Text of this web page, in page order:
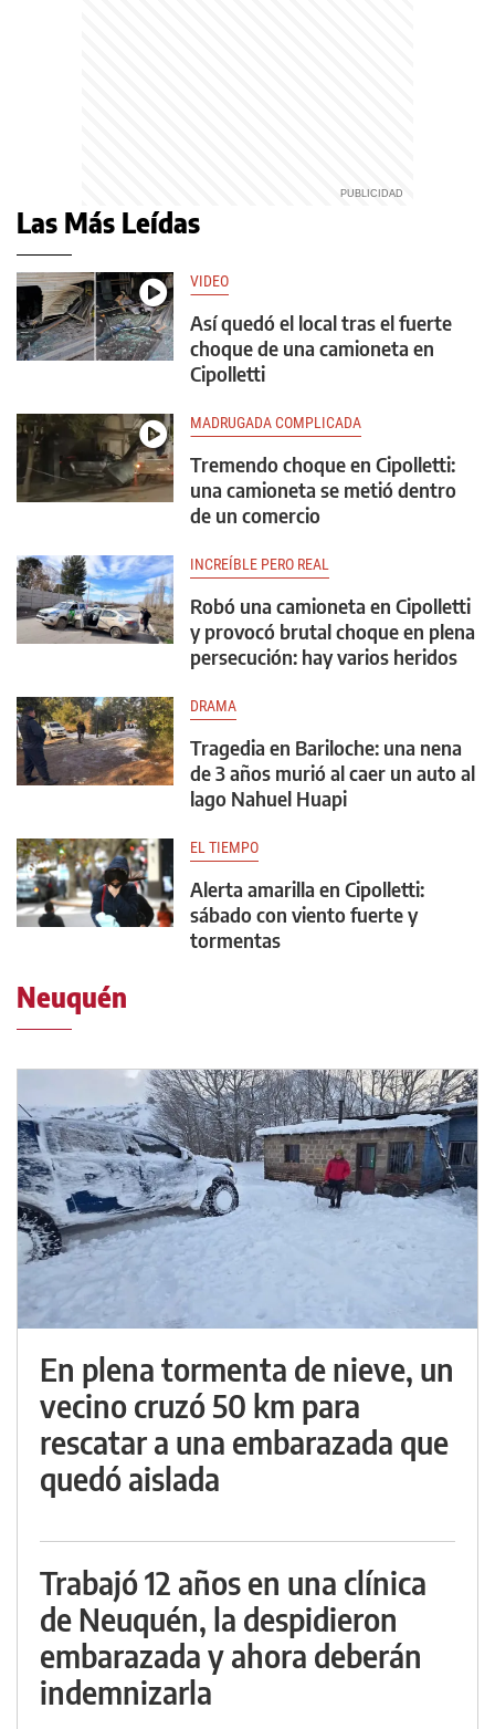
Las Más Leídas
VIDEO
Así quedó el local tras el fuerte
choque de una camioneta en
Cipolletti
MADRUGADA COMPLICADA
Tremendo choque en Cipolletti:
una camioneta se metió dentro
de un comercio
INCREÍBLE PERO REAL
Robó una camioneta en Cipolletti
y provocó brutal choque en plena
persecución: hay varios heridos
DRAMA
Tragedia en Bariloche: una nena
de 3 años murió al caer un auto al
lago Nahuel Huapi
EL TIEMPO
Alerta amarilla en Cipolletti:
sábado con viento fuerte y
tormentas
Neuquén
En plena tormenta de nieve, un
vecino cruzó 50 km para
rescatar a una embarazada que
quedó aislada
Trabajó 12 años en una clínica
de Neuquén, la despidieron
embarazada y ahora deberán
indemnizarla